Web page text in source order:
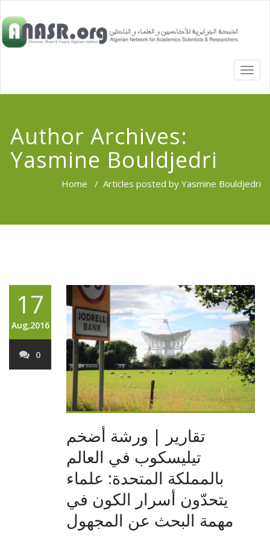
Author Archives:
Yasmine Bouldjedri
Home / Articles posted by Yasmine Bouldjedri
17
Aug,2016
0
تقارير | ورشة أضخم
تيليسكوب في العالم
بالمملكة المتحدة: علماء
يتحدّون أسرار الكون في
مهمة البحث عن المجهول